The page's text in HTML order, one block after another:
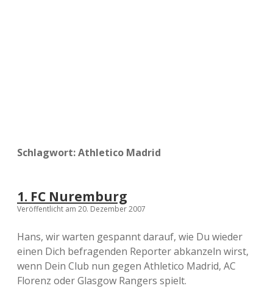
Schlagwort:Athletico Madrid
1. FC Nuremburg
Veröffentlicht am 20. Dezember 2007
Hans, wir warten gespannt darauf, wie Du wieder
einen Dich befragenden Reporter abkanzeln wirst,
wenn Dein Club nun gegen Athletico Madrid, AC
Florenz oder Glasgow Rangers spielt.